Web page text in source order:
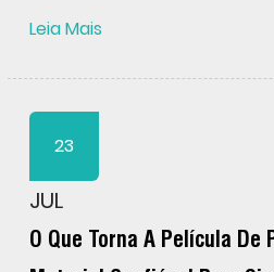
Leia Mais
23
JUL
O Que Torna A Película De